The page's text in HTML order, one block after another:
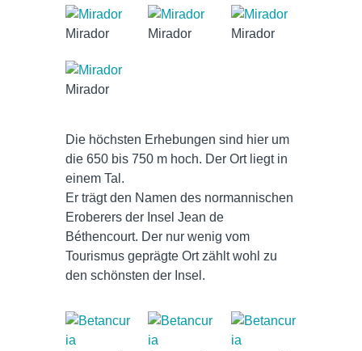
Mirador Mirador Mirador
Mirador
Die höchsten Erhebungen sind hier um
die 650 bis 750 m hoch. Der Ort liegt in
einem Tal.
Er trägt den Namen des normannischen
Eroberers der Insel Jean de
Béthencourt. Der nur wenig vom
Tourismus geprägte Ort zählt wohl zu
den schönsten der Insel.